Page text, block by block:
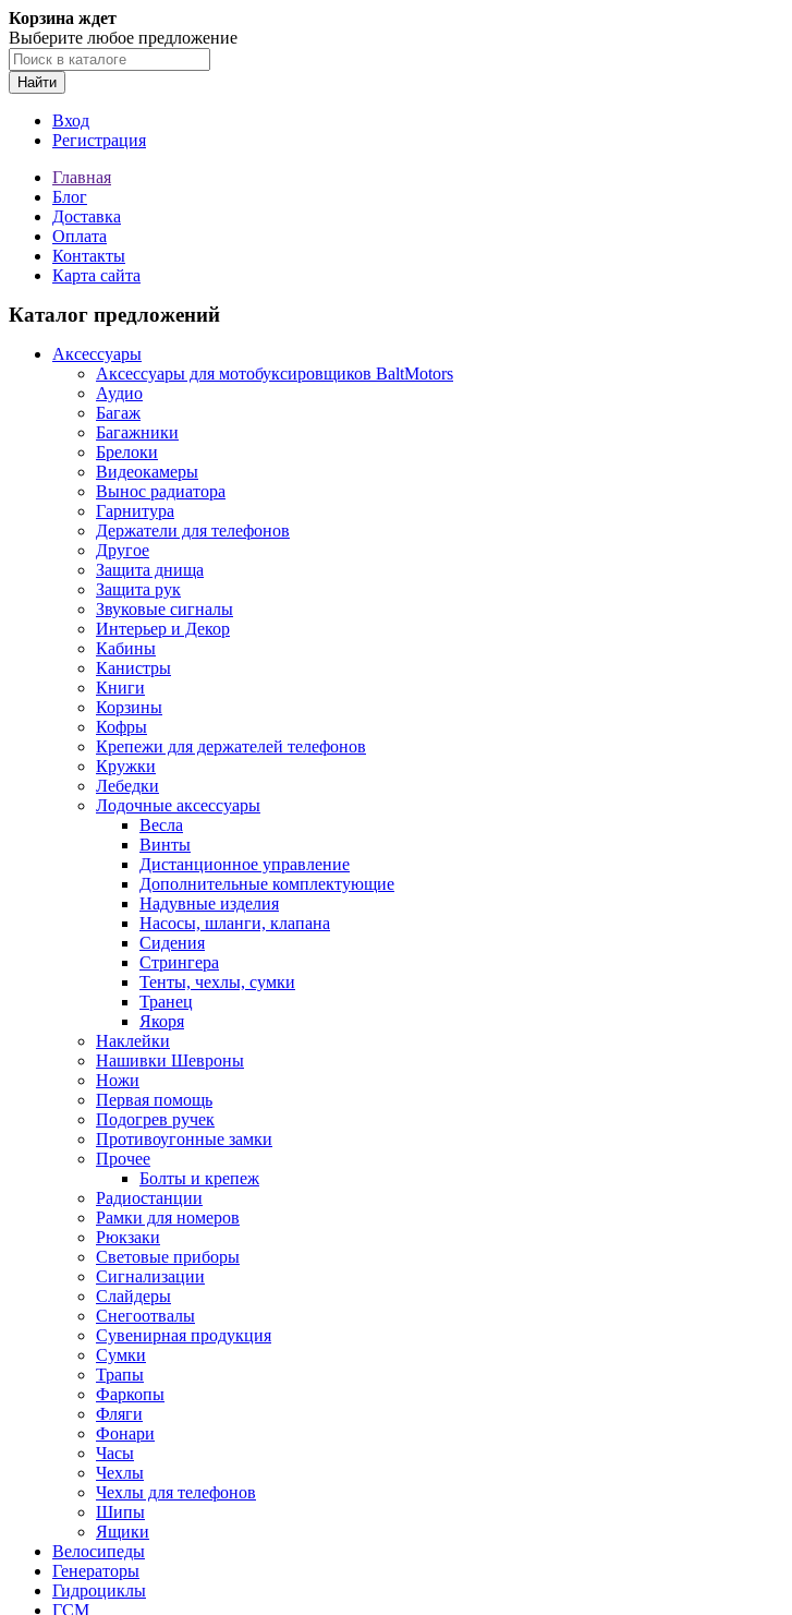
Корзина ждет
Выберите любое предложение
Найти
Вход
Регистрация
Главная
Блог
Доставка
Оплата
Контакты
Карта сайта
Каталог предложений
Аксессуары
Аксессуары для мотобуксировщиков BaltMotors
Аудио
Багаж
Багажники
Брелоки
Видеокамеры
Вынос радиатора
Гарнитура
Держатели для телефонов
Другое
Защита днища
Защита рук
Звуковые сигналы
Интерьер и Декор
Кабины
Канистры
Книги
Корзины
Кофры
Крепежи для держателей телефонов
Кружки
Лебедки
Лодочные аксессуары
Весла
Винты
Дистанционное управление
Дополнительные комплектующие
Надувные изделия
Насосы, шланги, клапана
Сидения
Стрингера
Тенты, чехлы, сумки
Транец
Якоря
Наклейки
Нашивки Шевроны
Ножи
Первая помощь
Подогрев ручек
Противоугонные замки
Прочее
Болты и крепеж
Радиостанции
Рамки для номеров
Рюкзаки
Световые приборы
Сигнализации
Слайдеры
Снегоотвалы
Сувенирная продукция
Сумки
Трапы
Фаркопы
Фляги
Фонари
Часы
Чехлы
Чехлы для телефонов
Шипы
Ящики
Велосипеды
Генераторы
Гидроциклы
ГСМ